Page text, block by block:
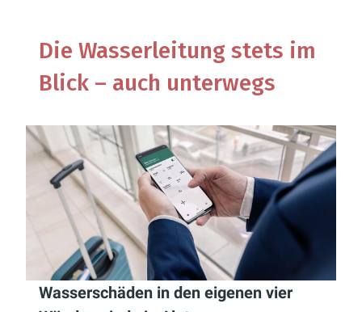
Die Wasserleitung stets im
Blick – auch unterwegs
Wasserschäden in den eigenen vier